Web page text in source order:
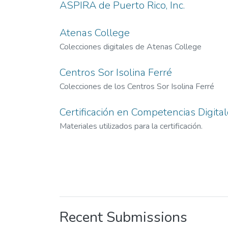
ASPIRA de Puerto Rico, Inc.
Atenas College
Colecciones digitales de Atenas College
Centros Sor Isolina Ferré
Colecciones de los Centros Sor Isolina Ferré
Certificación en Competencias
Materiales utilizados para la certificación.
Recent Submissions